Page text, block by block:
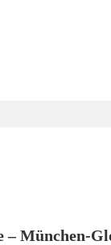
– München-